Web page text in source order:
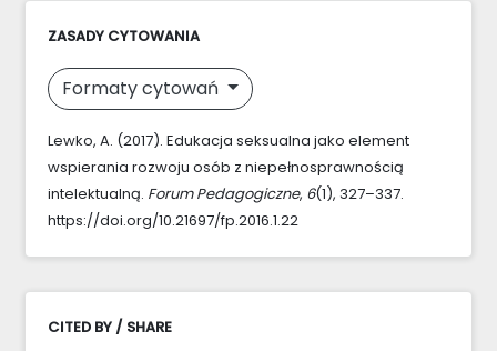
ZASADY CYTOWANIA
Formaty cytowań
Lewko, A. (2017). Edukacja seksualna jako element
wspierania rozwoju osób z niepełnosprawnością
intelektualną. Forum Pedagogiczne, 6(1), 327–337.
https://doi.org/10.21697/fp.2016.1.22
CITED BY / SHARE